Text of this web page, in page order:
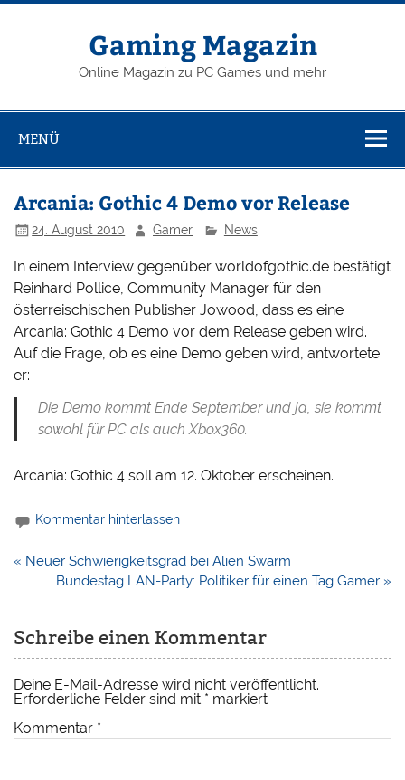
Zum
Gaming Magazin
Online Magazin zu PC Games und mehr
MENÜ
Arcania: Gothic 4 Demo vor Release
24. August 2010 Gamer News
In einem Interview gegenüber worldofgothic.de bestätigt
Reinhard Pollice, Community Manager für den
österreischischen Publisher Jowood, dass es eine
Arcania: Gothic 4 Demo vor dem Release geben wird.
Auf die Frage, ob es eine Demo geben wird, antwortete
er:
Die Demo kommt Ende September und ja, sie kommt
sowohl für PC als auch Xbox360.
Arcania: Gothic 4 soll am 12. Oktober erscheinen.
Kommentar hinterlassen
Beitragsnavigation
« Neuer Schwierigkeitsgrad bei Alien Swarm
Bundestag LAN-Party: Politiker für einen Tag Gamer »
Schreibe einen Kommentar
Deine E-Mail-Adresse wird nicht veröffentlicht.
Erforderliche Felder sind mit * markiert
Kommentar *